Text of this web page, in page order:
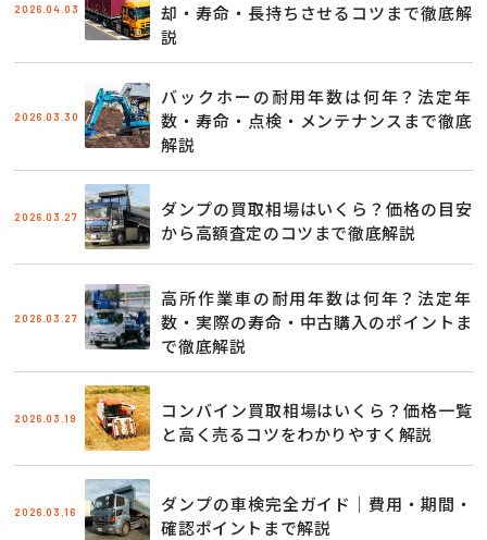
2026.04.03
却・寿命・長持ちさせるコツまで徹底解
説
2026.03.30
バックホーの耐用年数は何年？法定年
数・寿命・点検・メンテナンスまで徹底
解説
2026.03.27
ダンプの買取相場はいくら？価格の目安
から高額査定のコツまで徹底解説
2026.03.27
高所作業車の耐用年数は何年？法定年
数・実際の寿命・中古購入のポイントま
で徹底解説
2026.03.19
コンバイン買取相場はいくら？価格一覧
と高く売るコツをわかりやすく解説
2026.03.16
ダンプの車検完全ガイド｜費用・期間・
確認ポイントまで解説